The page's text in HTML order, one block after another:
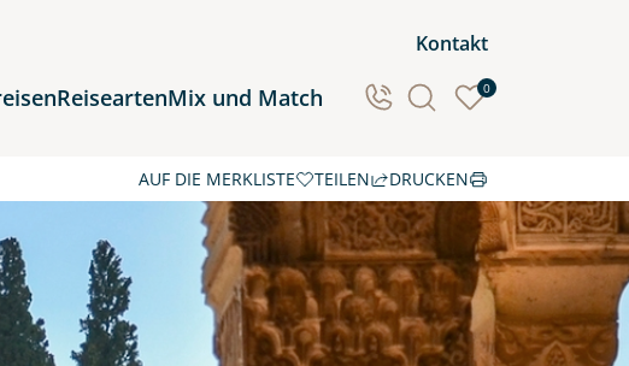
Kontakt
ReiseartenMix und Match 0
Ozeanien
Südamerika
AUF DIE MERKLISTE TEILEN DRUCKEN